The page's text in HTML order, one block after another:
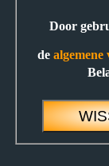
Door
de